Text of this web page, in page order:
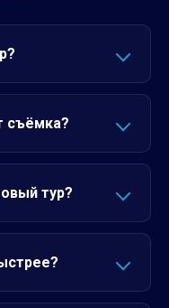
съёмка?
тур?